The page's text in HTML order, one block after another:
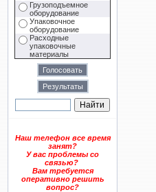
Грузоподъемное
оборудование
Упаковочное
оборудование
Расходные
упаковочные
материалы
Наш телефон все время
занят?
У вас проблемы со
связью?
Вам требуется
оперативно решить
вопрос?